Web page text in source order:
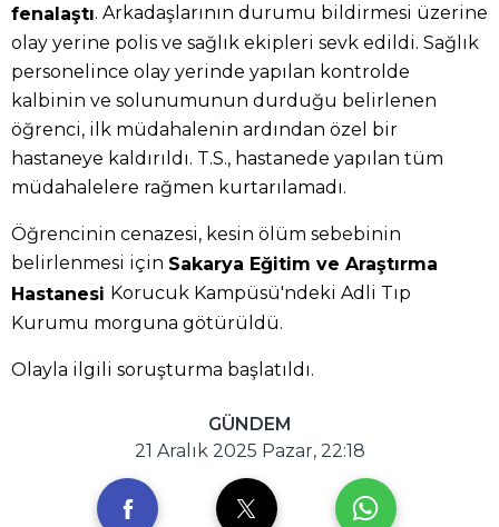
fenalaştı. Arkadaşlarının durumu bildirmesi üzerine
olay yerine polis ve sağlık ekipleri sevk edildi. Sağlık
personelince olay yerinde yapılan kontrolde
kalbinin ve solunumunun durduğu belirlenen
öğrenci, ilk müdahalenin ardından özel bir
hastaneye kaldırıldı. T.S., hastanede yapılan tüm
müdahalelere rağmen kurtarılamadı.
Öğrencinin cenazesi, kesin ölüm sebebinin
belirlenmesi için Sakarya Eğitim ve Araştırma
Hastanesi Korucuk Kampüsü'ndeki Adli Tıp
Kurumu morguna götürüldü.
Olayla ilgili soruşturma başlatıldı.
GÜNDEM
21 Aralık 2025 Pazar, 22:18